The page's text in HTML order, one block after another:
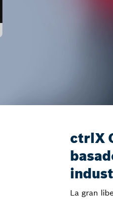
ctrlX
La gran